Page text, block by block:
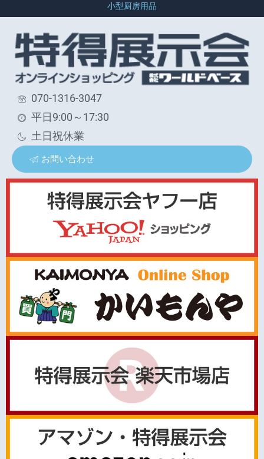
小型厨房用品
070-1316-3047
平日9:00～17:30
土日祝休業
お問い合わせ